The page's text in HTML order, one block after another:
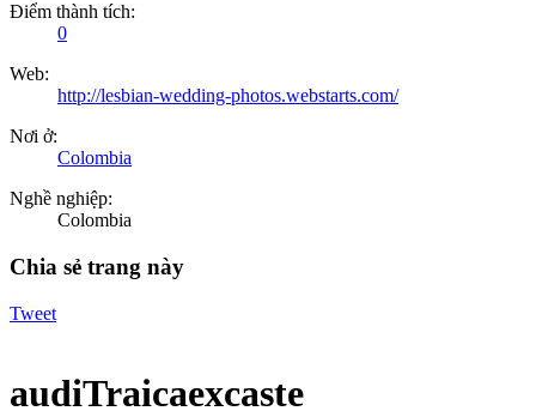
Điểm thành tích:
0
Web:
http://lesbian-wedding-photos.webstarts.com/
Nơi ở:
Colombia
Nghề nghiệp:
Colombia
Chia sẻ trang này
Tweet
audiTraicaexcaste